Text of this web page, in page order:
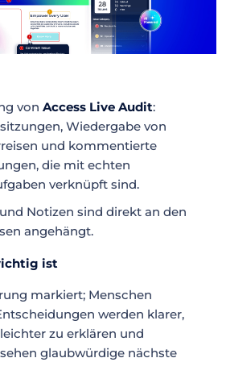
von Access Live Audit:
Wiedergabe von
und kommentierte
die mit echten
verknüpft sind.
Notizen sind direkt an den
angehängt.
ist
markiert; Menschen
werden klarer,
zu erklären und
glaubwürdige nächste